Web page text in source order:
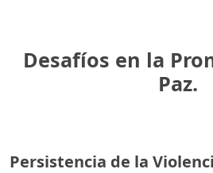
Desafíos en la
Paz.
Persistencia de la